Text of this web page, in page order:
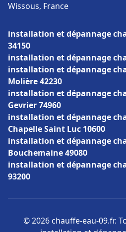
Wissous, France
installation et dépannage
34150
installation et dépannage
installation et dépannage
Molière 42230
installation et dépannage
Gevrier 74960
installation et dépannage
Chapelle Saint Luc 10600
installation et dépannage
Bouchemaine 49080
installation et dépannage
93200
© 2026 chauffe-eau-09.fr.